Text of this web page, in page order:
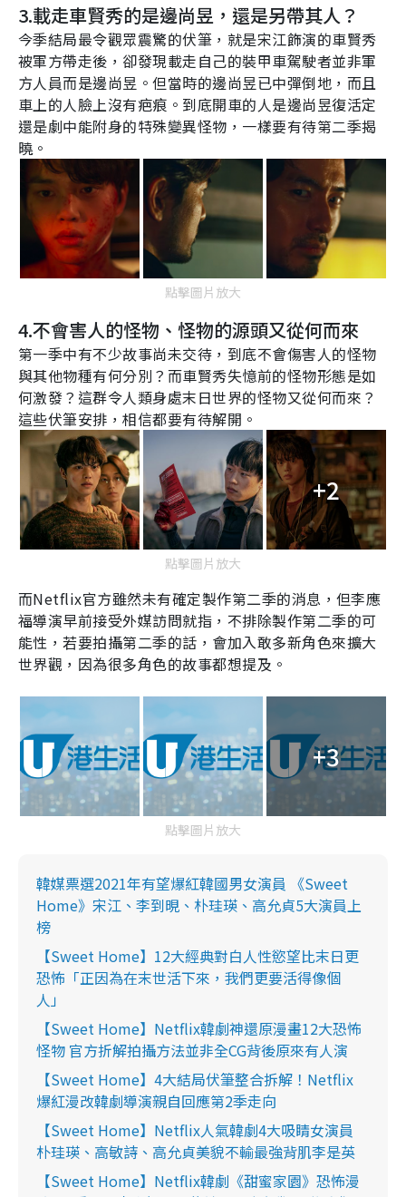
3.載走車賢秀的是邊尚昱，還是另帶其人？
今季結局最令觀眾震驚的伏筆，就是宋江飾演的車賢秀
被軍方帶走後，卻發現載走自己的裝甲車駕駛者並非軍
方人員而是邊尚昱。但當時的邊尚昱已中彈倒地，而且
車上的人臉上沒有疤痕。到底開車的人是邊尚昱復活定
還是劇中能附身的特殊變異怪物，一樣要有待第二季揭
曉。
點擊圖片放大
4.不會害人的怪物、怪物的源頭又從何而來
第一季中有不少故事尚未交待，到底不會傷害人的怪物
與其他物種有何分別？而車賢秀失憶前的怪物形態是如
何激發？這群令人類身處末日世界的怪物又從何而來？
這些伏筆安排，相信都要有待解開。
+2
點擊圖片放大
而Netflix官方雖然未有確定製作第二季的消息，但李應
福導演早前接受外媒訪問就指，不排除製作第二季的可
能性，若要拍攝第二季的話，會加入敢多新角色來擴大
世界觀，因為很多角色的故事都想提及。
+3
點擊圖片放大
韓媒票選2021年有望爆紅韓國男女演員 《Sweet
Home》宋江、李到晛、朴珪瑛、高允貞5大演員上
榜
【Sweet Home】12大經典對白人性慾望比末日更
恐怖「正因為在末世活下來，我們更要活得像個
人」
【Sweet Home】Netflix韓劇神還原漫畫12大恐怖
怪物 官方折解拍攝方法並非全CG背後原來有人演
【Sweet Home】4大結局伏筆整合拆解！Netflix
爆紅漫改韓劇導演親自回應第2季走向
【Sweet Home】Netflix人氣韓劇4大吸睛女演員
朴珪瑛、高敏詩、高允貞美貌不輸最強背肌李是英
【Sweet Home】Netflix韓劇《甜蜜家園》恐怖漫